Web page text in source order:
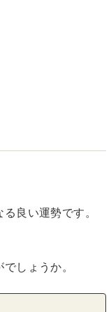
良い運勢です。
しょうか。